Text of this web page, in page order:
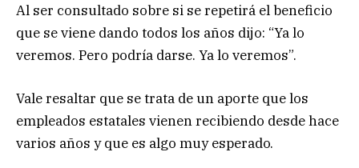
Al ser consultado sobre si se repetirá el beneficio
que se viene dando todos los años dijo: “Ya lo
veremos. Pero podría darse. Ya lo veremos”.
Vale resaltar que se trata de un aporte que los
empleados estatales vienen recibiendo desde hace
varios años y que es algo muy esperado.